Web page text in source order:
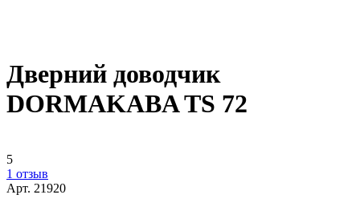
Дверний доводчик
DORMAKABA TS 72
5
1 отзыв
Арт. 21920